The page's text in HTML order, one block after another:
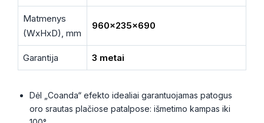
Matmenys
(WxHxD), mm
960x235x690
Garantija 3 metai
Dėl „Coanda“ efekto idealiai garantuojamas patogus
oro srautas plačiose patalpose: išmetimo kampas iki